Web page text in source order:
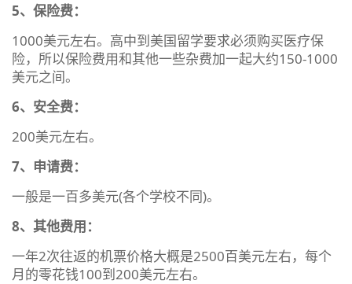
5、保险费：
1000美元左右。高中到美国留学要求必须购买医疗保
险，所以保险费用和其他一些杂费加一起大约150-1000
美元之间。
6、安全费：
200美元左右。
7、申请费：
一般是一百多美元(各个学校不同)。
8、其他费用：
一年2次往返的机票价格大概是2500百美元左右，每个
月的零花钱100到200美元左右。